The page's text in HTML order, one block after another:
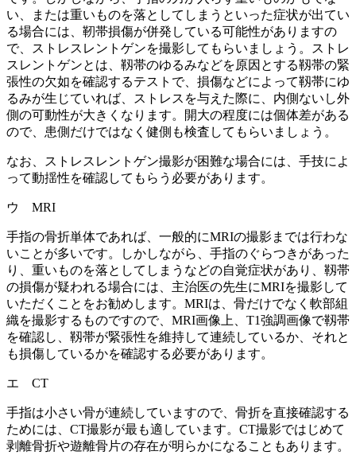
い、または重いものを落としてしまうといった症状が出てい
る場合には、靭帯損傷が併発している可能性がありますの
で、ストレスレントゲンを撮影してもらいましょう。ストレ
スレントゲンとは、靱帯のゆるみなどを原因とする靱帯の緊
張性の欠如を確認するテストで、損傷などによって靱帯にゆ
るみが生じていれば、ストレスを与えた際に、内側ないし外
側の可動性が大きくなります。開大の程度には個体差がある
ので、患側だけではなく健側も検査してもらいましょう。
なお、ストレスレントゲン撮影が困難な場合には、手技によ
って動揺性を確認してもらう必要があります。
ウ MRI
手指の骨折単体であれば、一般的にMRIの撮影までは行わな
いことが多いです。しかしながら、手指のぐらつきがあった
り、重いものを落としてしまうなどの自覚症状があり、靱帯
の損傷が疑われる場合には、主治医の先生にMRIを撮影して
いただくことをお勧めします。MRIは、骨だけでなく軟部組
織を撮影するものですので、MRI画像上、T1強調画像で靱帯
を確認し、靱帯が緊張性を維持して連続しているか、それと
も損傷しているかを確認する必要があります。
エ CT
手指は小さい骨が連続していますので、骨折を直接確認する
ためには、CT撮影が最も適しています。CT撮影ではじめて
剥離骨折や遊離骨片の存在が明らかになることもあります。